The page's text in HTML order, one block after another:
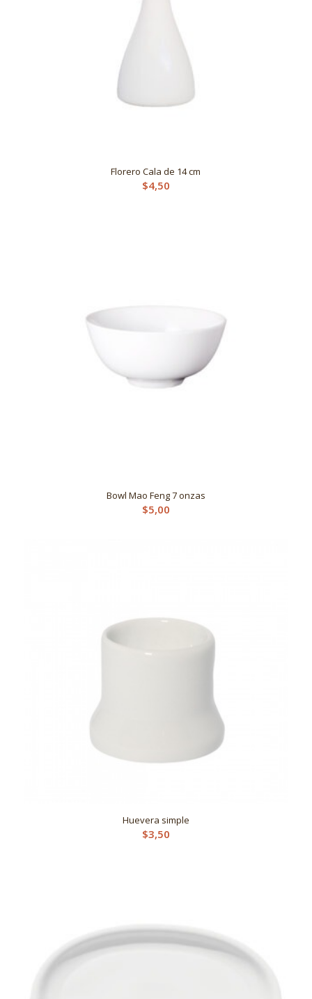
Florero Cala de 14 cm
$4,50
Bowl Mao Feng 7 onzas
$5,00
Huevera simple
$3,50